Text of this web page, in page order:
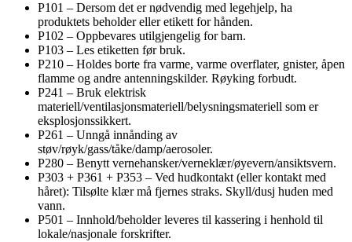
P101 – Dersom det er nødvendig med legehjelp, ha
produktets beholder eller etikett for hånden.
P102 – Oppbevares utilgjengelig for barn.
P103 – Les etiketten før bruk.
P210 – Holdes borte fra varme, varme overflater, gnister, åpen
flamme og andre antenningskilder. Røyking forbudt.
P241 – Bruk elektrisk
materiell/ventilasjonsmateriell/belysningsmateriell som er
eksplosjonssikkert.
P261 – Unngå innånding av
støv/røyk/gass/tåke/damp/aerosoler.
P280 – Benytt vernehansker/verneklær/øyevern/ansiktsvern.
P303 + P361 + P353 – Ved hudkontakt (eller kontakt med
håret): Tilsølte klær må fjernes straks. Skyll/dusj huden med
vann.
P501 – Innhold/beholder leveres til kassering i henhold til
lokale/nasjonale forskrifter.